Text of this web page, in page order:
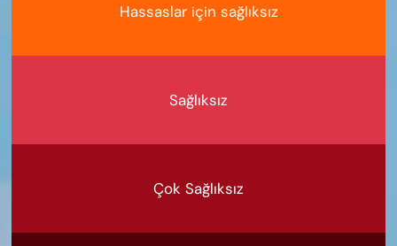
Hassaslar için sağlıksız
Sağlıksız
Çok Sağlıksız